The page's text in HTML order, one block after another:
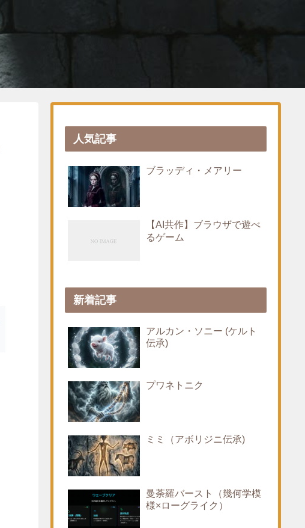
人気記事
ブラッディ・メアリー
【AI共作】ブラウザで遊べ
るゲーム
新着記事
アルカン・ソニー (ケルト
伝承)
プワネトニク
ミミ（アボリジニ伝承)
曼荼羅バースト（幾何学模
様×ローグライク）